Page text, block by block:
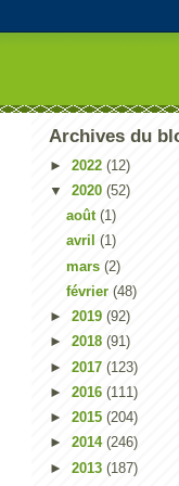
Archives du
► 2022 (12)
▼ 2020 (52)
août (1)
avril (1)
mars (2)
février (48)
► 2019 (92)
► 2018 (91)
► 2017 (123)
► 2016 (111)
► 2015 (204)
► 2014 (246)
► 2013 (187)